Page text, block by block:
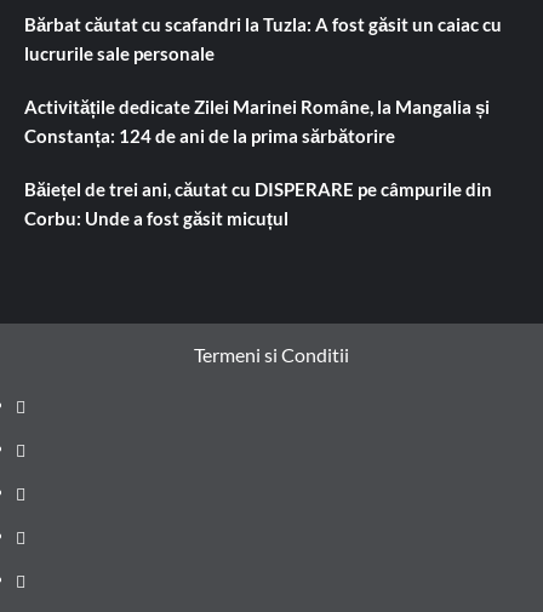
Bărbat căutat cu scafandri la Tuzla: A fost găsit un caiac cu
lucrurile sale personale
Activitățile dedicate Zilei Marinei Române, la Mangalia și
Constanța: 124 de ani de la prima sărbătorire
Băiețel de trei ani, căutat cu DISPERARE pe câmpurile din
Corbu: Unde a fost găsit micuțul
Termeni si Conditii
Prima
pagină
Știri
de
ultima
Administrație
locală
Actualitate
Justiție